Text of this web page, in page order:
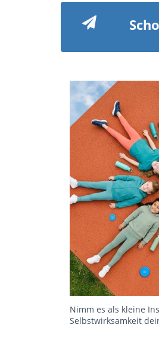
Nimm es als kleine
Selbstwirksamkeit